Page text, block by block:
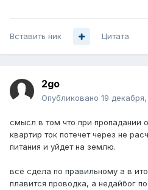
Вставить ник Цитата
2go
Опубликовано 19
смысл в том что при пропадании
квартир ток потечет через не
питания и уйдет на землю.
всё сдела по правильному а в
плавится проводка, а недайбог